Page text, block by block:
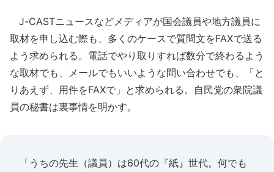
J-CASTニュースなどメディアが国会議員や地方議員に
取材を申し込む際も、多くのケースで質問文をFAXで送る
よう求められる。電話でやり取りすれば数分で終わるよう
な取材でも、メールでもいいような問い合わせでも、「と
りあえず、用件をFAXで」と求められる。自民党の衆院議
員の秘書は裏事情を明かす。
「うちの先生（議員）は60代の『紙』世代。何でも